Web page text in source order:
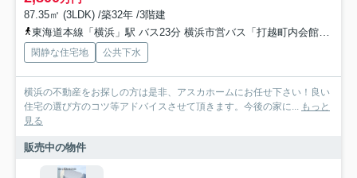
87.35㎡ (3LDK) /築32年 /3階建
東海道本線「横浜」駅 バス23分 横浜市営バス「打越町内会館前」 停歩3分
閑静な住宅地 公共下水
横浜の不動産をお探しの方は是非、アスカホームにお任せ下さい！良い
住宅の選び方のコツ等アドバイスさせて頂きます。今後の家に...
もっと
見る
販売中の物件